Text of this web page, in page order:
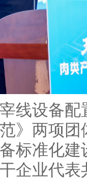
设备配
》两项
标准化
企业代